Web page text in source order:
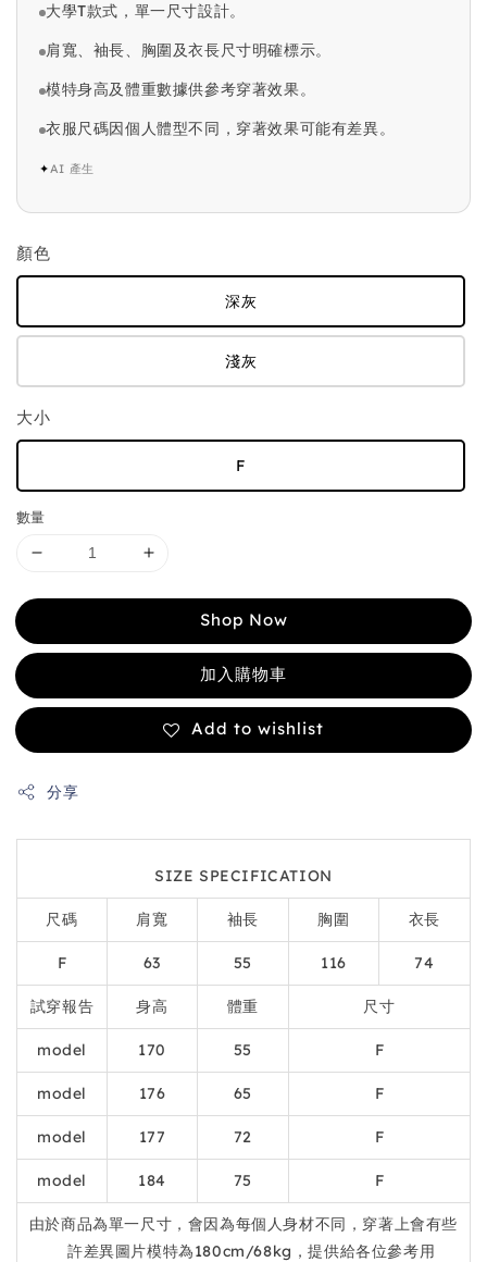
大學T款式，單一尺寸設計。
肩寬、袖長、胸圍及衣長尺寸明確標示。
模特身高及體重數據供參考穿著效果。
衣服尺碼因個人體型不同，穿著效果可能有差異。
✦AI 產生
顏色
深灰
淺灰
大小
F
數量
Shop Now
加入購物車
Add to wishlist
分享
SIZE SPECIFICATION
尺碼 肩寬 袖長 胸圍 衣長
F 63 55 116 74
試穿報告 身高 體重 尺寸
model 170 55 F
model 176 65 F
model 177 72 F
model 184 75 F
由於商品為單一尺寸，會因為每個人身材不同，穿著上會有些
許差異圖片模特為180cm/68kg，提供給各位參考用